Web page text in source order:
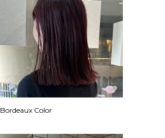
Bordeaux Color